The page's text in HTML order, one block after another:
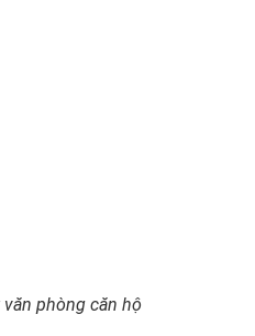
phòng căn hộ